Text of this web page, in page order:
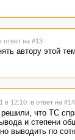
ответ на #13
автору этой
в 12:10 в ответ на #14
что ТС
и степени
выводить по